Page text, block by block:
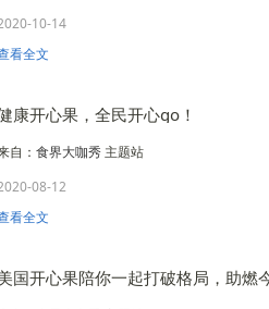
10-14
看全文
康开心果，全民开心go！
自： 食界大咖秀 主题站
08-12
看全文
国开心果陪你一起打破格局，助燃